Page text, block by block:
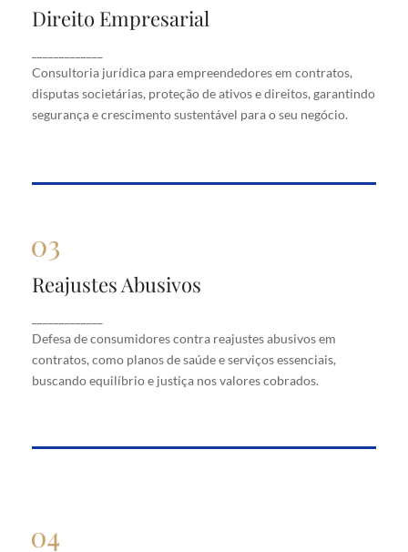
Direito Empresarial
Consultoria jurídica para empreendedores em contratos,
disputas societárias, proteção de ativos e direitos, garantindo
segurança e crescimento sustentável para o seu negócio.
Direito Empresarial
contratos, disputas societárias, proteção de ativos
e direitos, garantindo segurança e crescimento
sustentável para o seu negócio.
Reajustes Abusivos
Defesa de consumidores contra reajustes abusivos em
contratos, como planos de saúde e serviços essenciais,
buscando equilíbrio e justiça nos valores cobrados.
Reajustes Abusivos
em contratos, como planos de saúde e serviços
essenciais, buscando equilíbrio e justiça nos valores
cobrados.